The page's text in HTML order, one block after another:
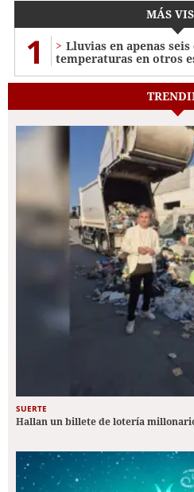
MÁS
1
Lluvias en apenas
temperaturas en otros
SUERTE
Hallan un billete de lotería